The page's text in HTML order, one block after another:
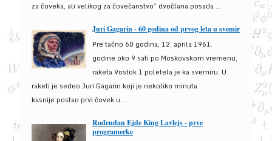
za čoveka, ali velikog za čovečanstvo” dvočlana posada ...
Juri Gagarin - 60 godina od prvog leta u svemir
Pre tačno 60 godina, 12. aprila 1961.
godine oko 9 sati po Moskovskom vremenu,
raketa Vostok 1 poletela je ka svemiru. U
raketi je sedeo Juri Gagarin koji je nekoliko minuta
kasnije postao prvi čovek u ...
Rođendan Ejde King Lavlejs - prve
programerke